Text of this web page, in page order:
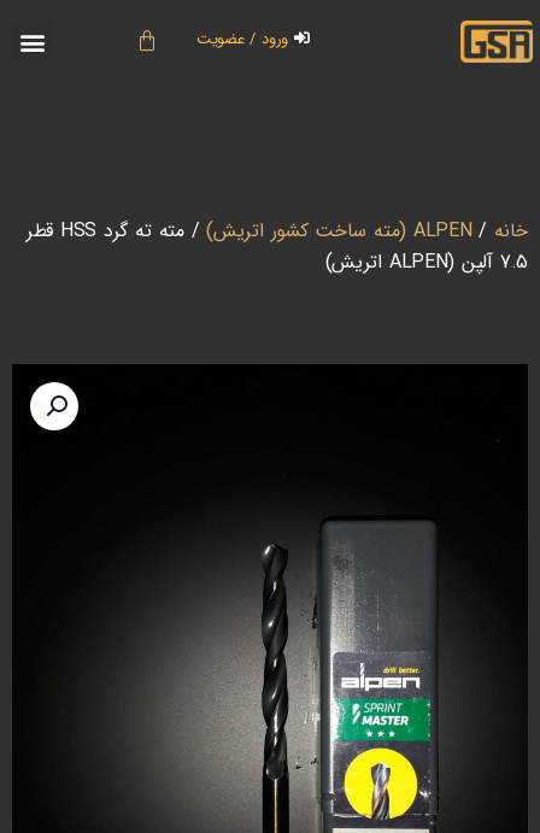
ورود / عضویت
خانه / ALPEN (مته ساخت کشور اتریش)
/ مته ته گرد HSS قطر
7.5 آلپن (ALPEN اتریش)